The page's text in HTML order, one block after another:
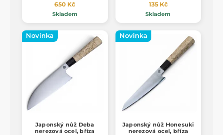
650 Kč
Skladem
135 Kč
Skladem
Novinka
Japonský nůž Deba
nerezová ocel, bříza
Novinka
Japonský nůž Honesuki
nerezová ocel, bříza